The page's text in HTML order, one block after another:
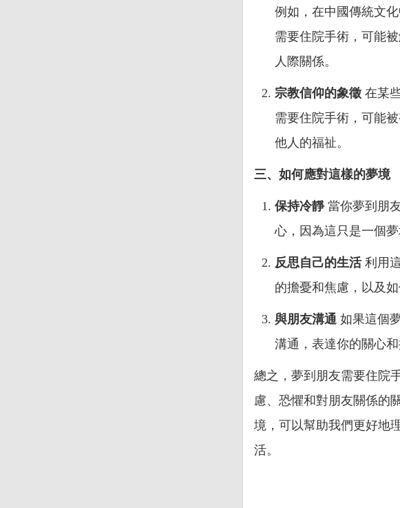
例如，在中國傳統文
需要住院手術，可能
人際關係。
宗教信仰的象徵 在某
需要住院手術，可能
他人的福祉。
三、如何應對這樣的夢境
保持冷靜當你夢到朋
心，因為這只是一個夢
反思自己的生活利用
的擔憂和焦慮，以及
與朋友溝通 如果這個
溝通，表達你的關心和
總之，夢到朋友需要住院
慮、恐懼和對朋友關係的
境，可以幫助我們更好地
活。